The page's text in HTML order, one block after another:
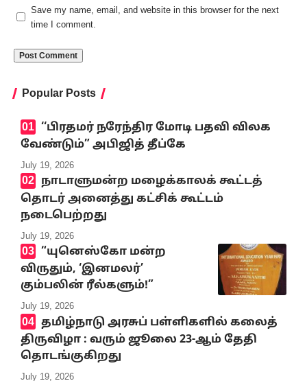
Save my name, email, and website in this browser for the next
time I comment.
Popular Posts
‘‘பிரதமர் நரேந்திர மோடி பதவி விலக
வேண்டும்” அபிஜித் தீப்கே
July 19, 2026
நாடாளுமன்ற மழைக்காலக் கூட்டத்
தொடர் அனைத்து கட்சிக் கூட்டம்
நடைபெற்றது
July 19, 2026
“யுனெஸ்கோ மன்ற
விருதும், ‘இனமலர்’
கும்பலின் ரீல்களும்!”
July 19, 2026
தமிழ்நாடு அரசுப் பள்ளிகளில் கலைத்
திருவிழா : வரும் ஜூலை 23-ஆம் தேதி
தொடங்குகிறது
July 19, 2026